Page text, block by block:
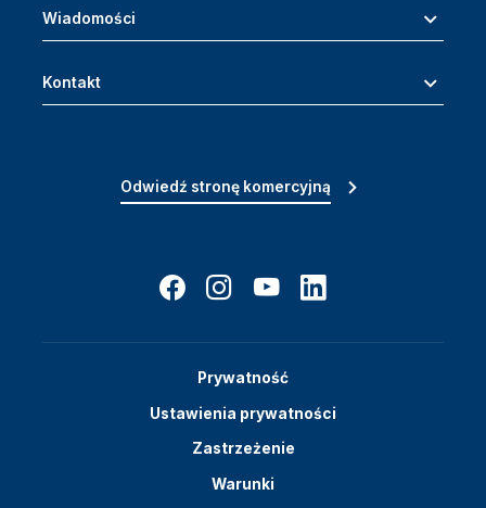
Wiadomości
Kontakt
Odwiedź stronę komercyjną
Prywatność
Ustawienia prywatności
Zastrzeżenie
Warunki